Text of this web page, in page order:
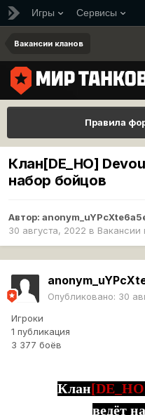
Игры Сервисы
Вакансии кланов
Правила
Клан[DE_HO]
набор бойцов
Автор:
30 августа, 2022 в Вакансии
Опубликовано: 30
Игроки
1 публикация
3 377 боёв
Клан
ведёт